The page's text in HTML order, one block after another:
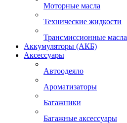
Моторные масла
Технические жидкости
Трансмиссионные масла
Аккумуляторы (АКБ)
Аксессуары
Автоодеяло
Ароматизаторы
Багажники
Багажные аксессуары